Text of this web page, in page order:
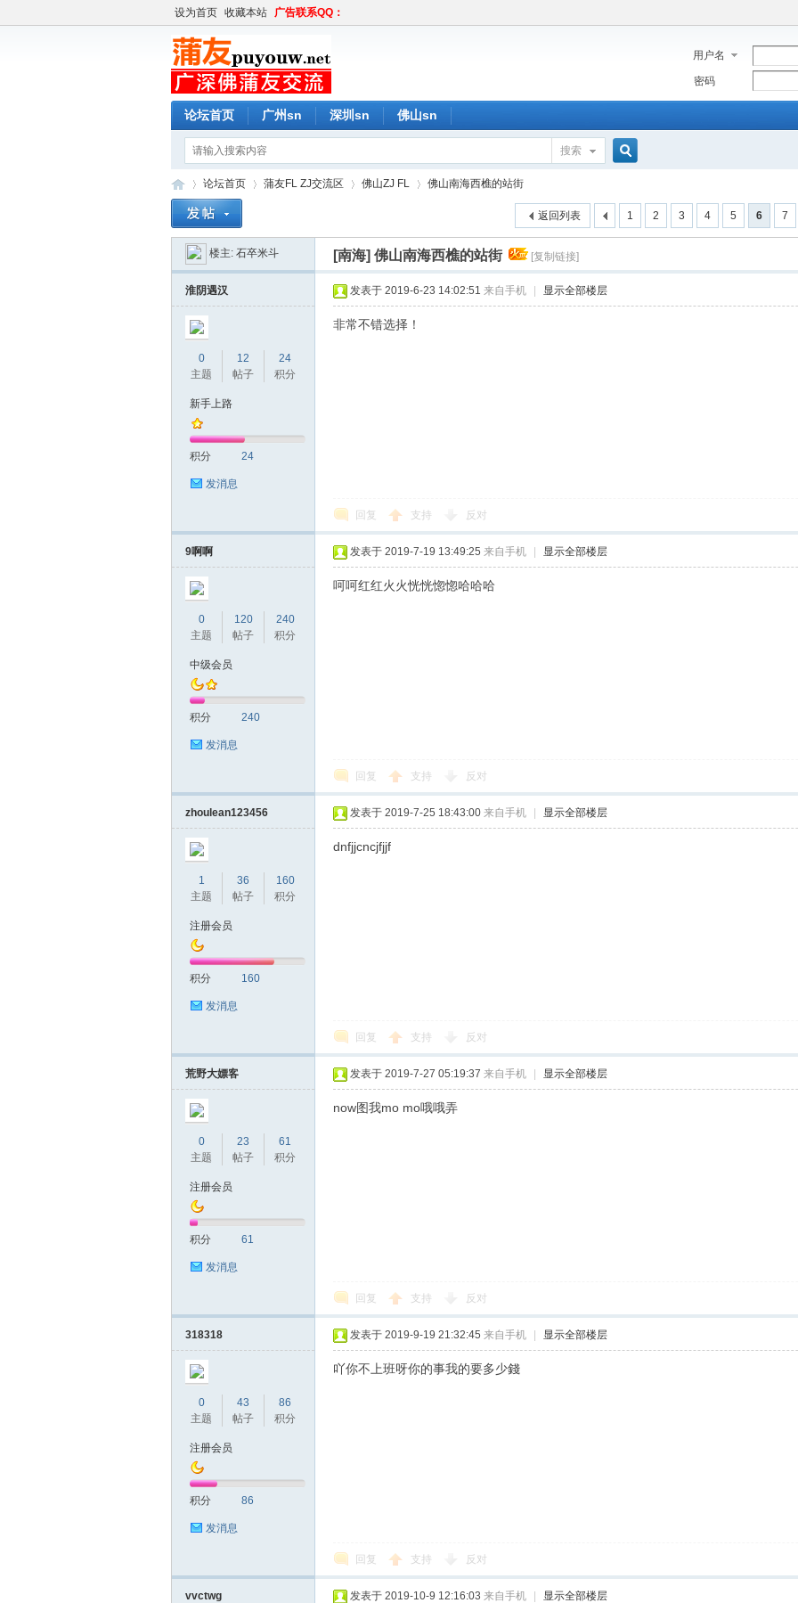
设为首页 收藏本站 广告联系QQ：
用户名
密码
论坛首页 广州sn 深圳sn 佛山sn
搜索
论
»
论坛首页 蒲友FL ZJ交流区
›
佛山ZJ FL
›
佛山南海西樵的站街
1 2 3 4 5 6 7
返回列表
楼主: 石卒米斗 [南海] 佛山南海西樵的站街 [复制链接]
淮阴遇汉
0
主题
12
帖子
24
积分
新手上路
积分 24
发消息
发表于 2019-6-23 14:02:51 来自手机 显示全部楼层
非常不错选择！
回复 支持 反对
9啊啊
0
主题
120
帖子
240
积分
中级会员
积分 240
发消息
发表于 2019-7-19 13:49:25 来自手机 显示全部楼层
呵呵红红火火恍恍惚惚哈哈哈
回复 支持 反对
zhoulean123456
1
主题
36
帖子
160
积分
注册会员
积分 160
发消息
发表于 2019-7-25 18:43:00 来自手机 显示全部楼层
dnfjjcncjfjjf
回复 支持 反对
荒野大嫖客
0
主题
23
帖子
61
积分
注册会员
积分 61
发消息
发表于 2019-7-27 05:19:37 来自手机 显示全部楼层
now图我mo mo哦哦弄
回复 支持 反对
318318
0
主题
43
帖子
86
积分
注册会员
积分 86
发消息
发表于 2019-9-19 21:32:45 来自手机 显示全部楼层
吖你不上班呀你的事我的要多少錢
回复 支持 反对
vvctwg 发表于 2019-10-9 12:16:03 来自手机 显示全部楼层